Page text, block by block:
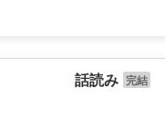
話読み